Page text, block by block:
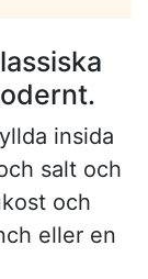
insida
salt och
och
eller en